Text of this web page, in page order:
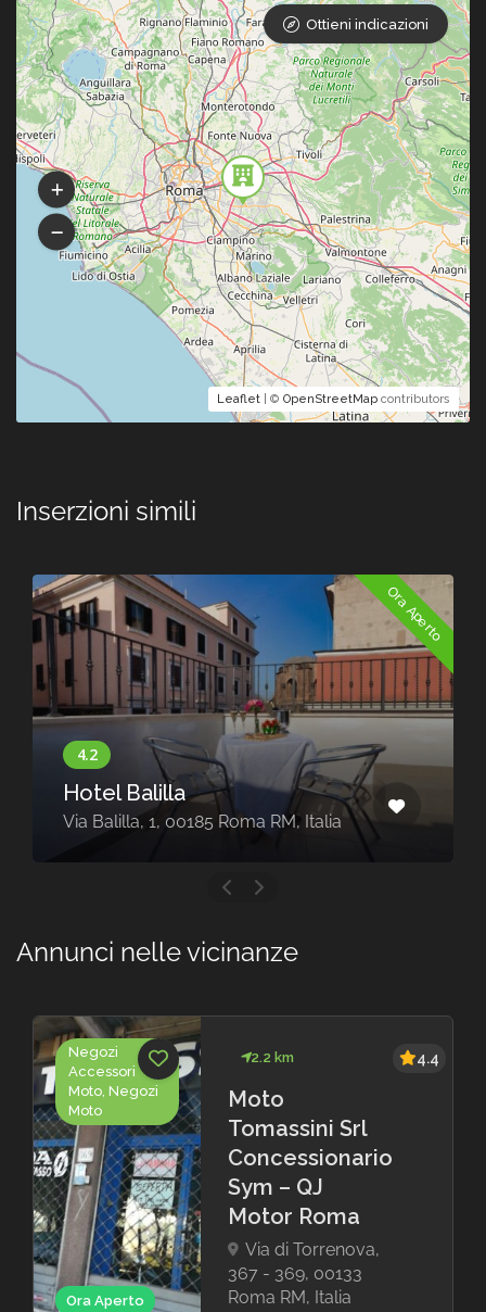
Leaflet | © OpenStreetMap contributors
Ottieni indicazioni
Inserzioni simili
Ora Aperto
Hotel Balilla
Via Balilla, 1, 00185 Roma RM, Italia
Annunci nelle vicinanze
Ora Aperto
Negozi
Accessori
Moto, Negozi
Moto
2.2 km
Moto
Tomassini Srl
Concessionario
Sym – QJ
Motor Roma
Via di Torrenova,
367 - 369, 00133
Roma RM, Italia
4.4